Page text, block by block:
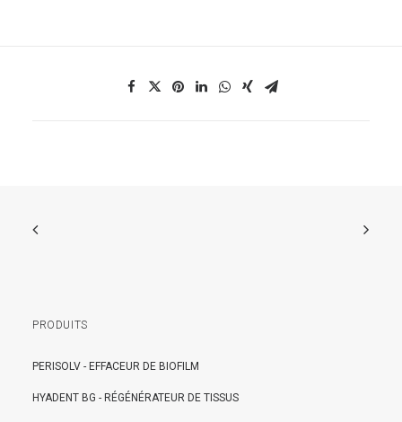
PRODUITS
PERISOLV - EFFACEUR DE BIOFILM
HYADENT BG - RÉGÉNÉRATEUR DE TISSUS